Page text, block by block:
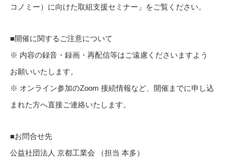
コノミー）に向けた取組支援セミナー」をご覧ください。
■開催に関するご注意について
※ 内容の録音・録画・再配信等はご遠慮くださいますよう
お願いいたします。
※ オンライン参加のZoom 接続情報など、開催までに申し込
まれた方へ直接ご連絡いたします。
■お問合せ先
公益社団法人 京都工業会 （担当 本多）